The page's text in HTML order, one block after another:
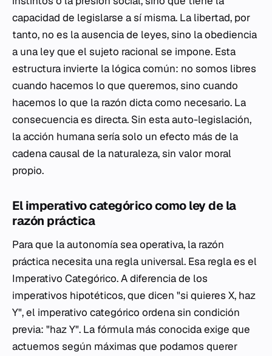
capacidad de legislarse a sí misma. La libertad, por
tanto, no es la ausencia de leyes, sino la obediencia
a una ley que el sujeto racional se impone. Esta
estructura invierte la lógica común: no somos libres
cuando hacemos lo que queremos, sino cuando
hacemos lo que la razón dicta como necesario. La
consecuencia es directa. Sin esta auto-legislación,
la acción humana sería solo un efecto más de la
cadena causal de la naturaleza, sin valor moral
propio.
El imperativo categórico como ley de la
razón práctica
Para que la autonomía sea operativa, la razón
práctica necesita una regla universal. Esa regla es el
Imperativo Categórico. A diferencia de los
imperativos hipotéticos, que dicen "si quieres X, haz
Y", el imperativo categórico ordena sin condición
previa: "haz Y". La fórmula más conocida exige que
actuemos según máximas que podamos querer